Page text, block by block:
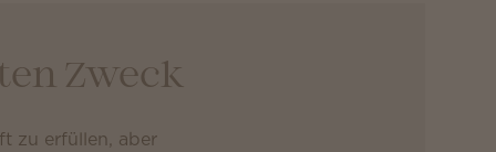
Zweck
zu erfüllen, aber